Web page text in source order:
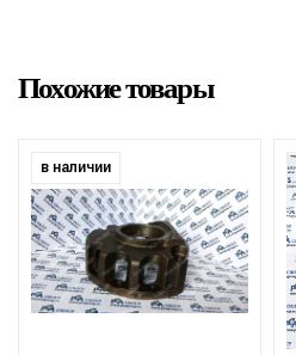
Похожие товары
в наличии